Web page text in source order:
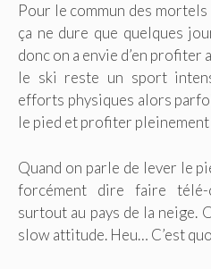
Pour le commun des mortels
ça ne dure que quelques
donc on a envie d’en profiter
le ski reste un sport
efforts physiques alors
le pied et profiter
Quand on parle de lever le
forcément dire faire télé-
surtout au pays de la neige.
slow attitude. Heu… C’est